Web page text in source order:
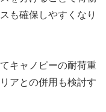
も確保しやすくなり
キャノピーの耐荷重
アとの併用も検討す